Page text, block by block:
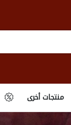
منتجات أخرى